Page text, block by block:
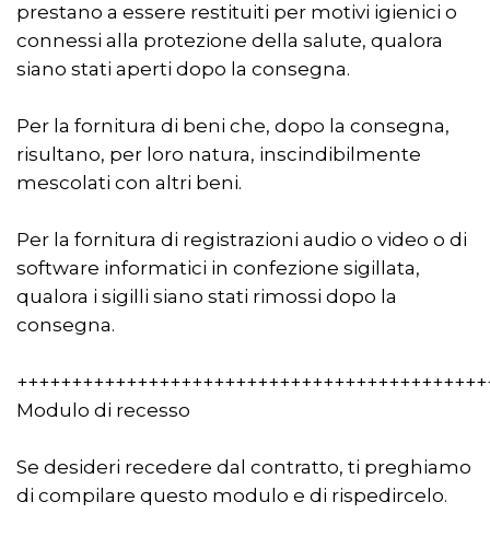
prestano a essere restituiti per motivi igienici o
connessi alla protezione della salute, qualora
siano stati aperti dopo la consegna.
Per la fornitura di beni che, dopo la consegna,
risultano, per loro natura, inscindibilmente
mescolati con altri beni.
Per la fornitura di registrazioni audio o video o di
software informatici in confezione sigillata,
qualora i sigilli siano stati rimossi dopo la
consegna.
Modulo di recesso
Se desideri recedere dal contratto, ti preghiamo
di compilare questo modulo e di rispedircelo.